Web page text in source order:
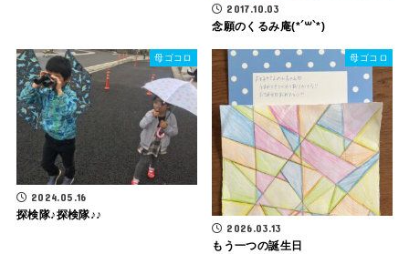
2017.10.03
念願のくるみ庵(*´꒳`*)
母ゴコロ
2024.05.16
探検隊♪探検隊♪♪
母ゴコロ
2026.03.13
もう一つの誕生日